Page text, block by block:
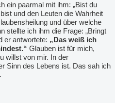
ein paarmal mit ihm: „Bist du
und den Leuten die Wahrheit
und über welche
stellte ich ihm die Frage: „Bringt
er antwortete: „Das weiß ich
Glauben ist für mich,
willst von mir. In der
Sinn des Lebens ist. Das sah ich